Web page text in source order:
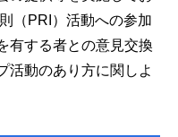
（PRI）活動への参加
有する者との意見交換
活動のあり方に関しよ